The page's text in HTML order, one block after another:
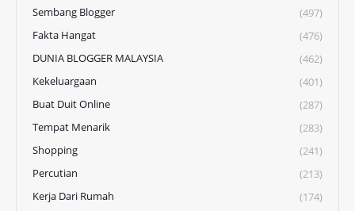
Sembang Blogger
(497)
Fakta Hangat
(476)
DUNIA BLOGGER MALAYSIA
(462)
Kekeluargaan
(401)
Buat Duit Online
(287)
Tempat Menarik
(283)
Shopping
(241)
Percutian
(213)
Kerja Dari Rumah
(174)